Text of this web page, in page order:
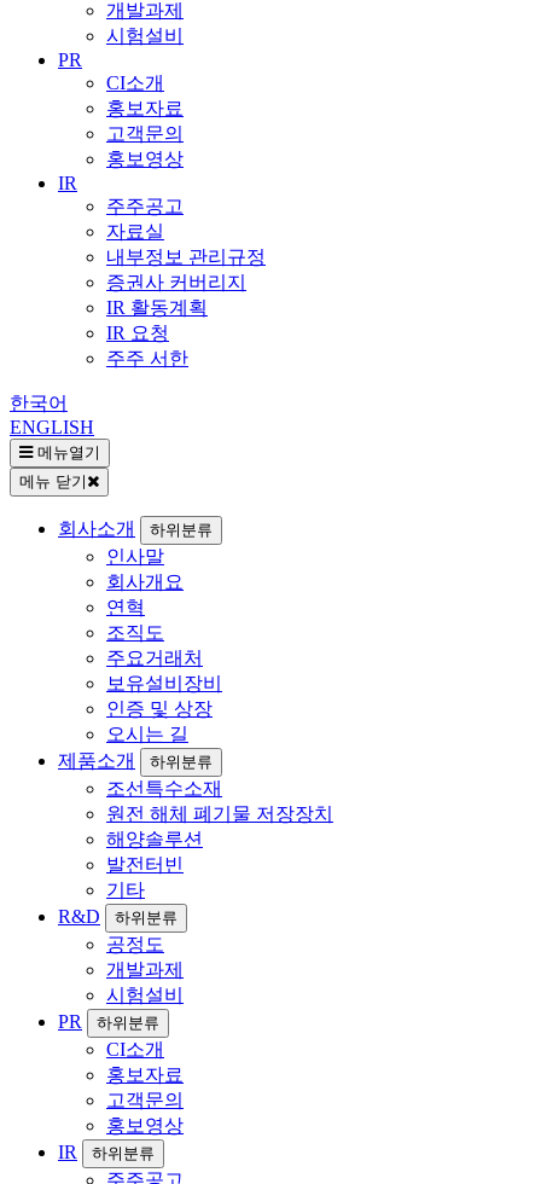
개발과제
시험설비
PR
CI소개
홍보자료
고객문의
홍보영상
IR
주주공고
자료실
내부정보 관리규정
증권사 커버리지
IR 활동계획
IR 요청
주주 서한
한국어
ENGLISH
메뉴열기
메뉴 닫기
회사소개 하위분류
인사말
회사개요
연혁
조직도
주요거래처
보유설비장비
인증 및 상장
오시는 길
제품소개
하위분류
조선특수소재
원전 해체 폐기물 저장장치
해양솔루션
발전터빈
기타
R&D
하위분류
공정도
개발과제
시험설비
PR
하위분류
CI소개
홍보자료
고객문의
홍보영상
IR
하위분류
주주공고